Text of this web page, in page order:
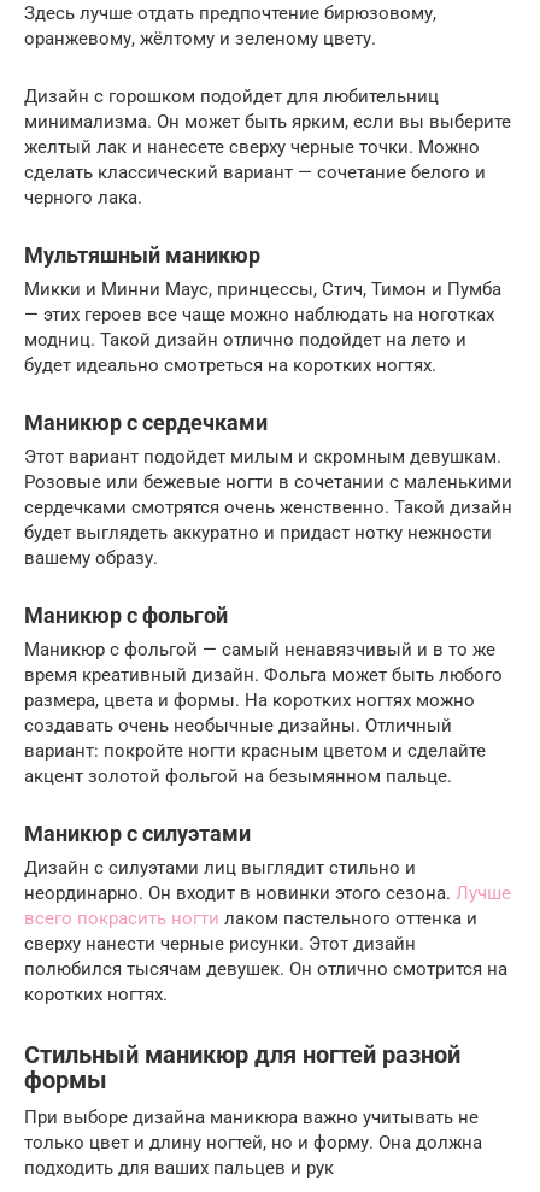
Здесь лучше отдать предпочтение бирюзовому,
оранжевому, жёлтому и зеленому цвету.
Дизайн с горошком подойдет для любительниц
минимализма. Он может быть ярким, если вы выберите
желтый лак и нанесете сверху черные точки. Можно
сделать классический вариант — сочетание белого и
черного лака.
Мультяшный маникюр
Микки и Минни Маус, принцессы, Стич, Тимон и Пумба
— этих героев все чаще можно наблюдать на ноготках
модниц. Такой дизайн отлично подойдет на лето и
будет идеально смотреться на коротких ногтях.
Маникюр с сердечками
Этот вариант подойдет милым и скромным девушкам.
Розовые или бежевые ногти в сочетании с маленькими
сердечками смотрятся очень женственно. Такой дизайн
будет выглядеть аккуратно и придаст нотку нежности
вашему образу.
Маникюр с фольгой
Маникюр с фольгой — самый ненавязчивый и в то же
время креативный дизайн. Фольга может быть любого
размера, цвета и формы. На коротких ногтях можно
создавать очень необычные дизайны. Отличный
вариант: покройте ногти красным цветом и сделайте
акцент золотой фольгой на безымянном пальце.
Маникюр с силуэтами
Дизайн с силуэтами лиц выглядит стильно и
неординарно. Он входит в новинки этого сезона. Лучше
всего покрасить ногти лаком пастельного оттенка и
сверху нанести черные рисунки. Этот дизайн
полюбился тысячам девушек. Он отлично смотрится на
коротких ногтях.
Стильный маникюр для ногтей разной
формы
При выборе дизайна маникюра важно учитывать не
только цвет и длину ногтей, но и форму. Она должна
подходить для ваших пальцев и рук